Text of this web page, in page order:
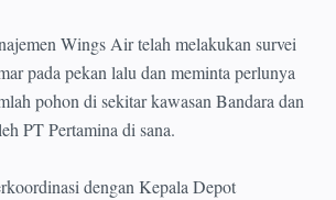
Wings Air telah melakukan survei
pada pekan lalu dan meminta perlunya
pohon di sekitar kawasan Bandara dan
PT Pertamina di sana.
dengan Kepala Depot